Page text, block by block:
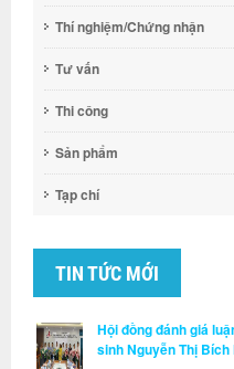
Thí nghiệm/Chứng nhận
Tư vấn
Thi công
Sản phẩm
Tạp chí
TIN TỨC MỚI
Hội đồng đánh giá
sinh Nguyễn Thị Bích